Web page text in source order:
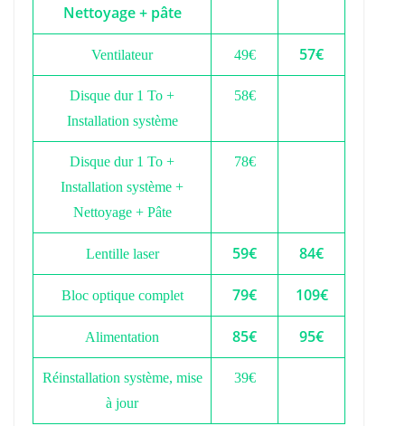
Nettoyage + pâte
Ventilateur 49€ 57€
Disque dur 1 To +
Installation système
58€
Disque dur 1 To +
Installation système +
Nettoyage + Pâte
78€
Lentille laser 59€ 84€
Bloc optique complet 79€ 109€
Alimentation 85€ 95€
Réinstallation système, mise
à jour
39€